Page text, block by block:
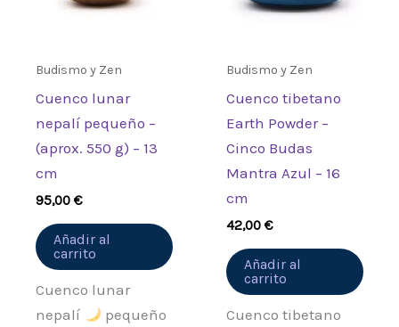
Budismo y Zen
Cuenco lunar
nepalí pequeño –
(aprox. 550 g) – 13
cm
95,00€
Añadir al
carrito
Cuenco lunar
nepalí
pequeño
Budismo y Zen
Cuenco tibetano
Earth Powder –
Cinco Budas
Mantra Azul – 16
cm
42,00€
Añadir al
carrito
Cuenco tibetano